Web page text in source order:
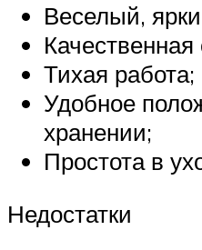
Веселый,
Качественная
Тихая работа;
Удобное
хранении;
Простота в
Недостатки